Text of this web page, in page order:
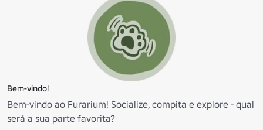
Bem-vindo!
Bem-vindo ao Furarium! Socialize, compita e explore - qual
será a sua parte favorita?